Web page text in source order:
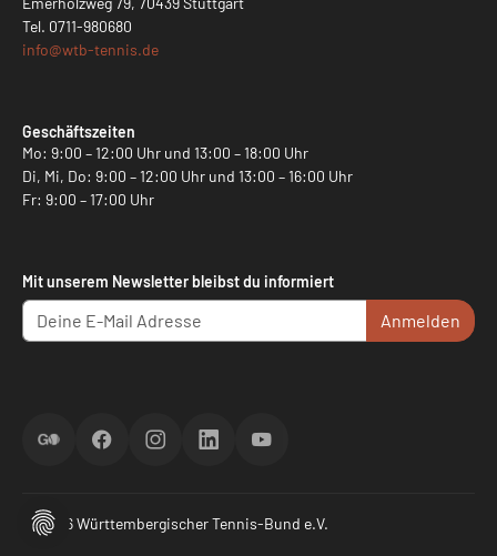
Tel. 0711-980680
info@wtb-tennis.de
Geschäftszeiten
Mo: 9:00 – 12:00 Uhr und 13:00 – 18:00 Uhr
Di, Mi, Do: 9:00 – 12:00 Uhr und 13:00 – 16:00 Uhr
Fr: 9:00 – 17:00 Uhr
Mit unserem Newsletter bleibst du informiert
Anmelden
ScoreGOFacebookInstagramLinkedInYouTube
© 2026 Württembergischer Tennis-Bund e.V.